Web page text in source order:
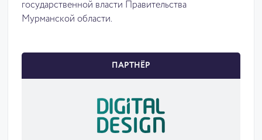
государственной власти Правительства
Мурманской области.
ПАРТНЁР